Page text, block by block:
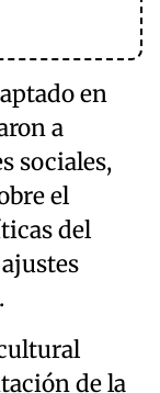
en
a
sociales,
el
del
de la